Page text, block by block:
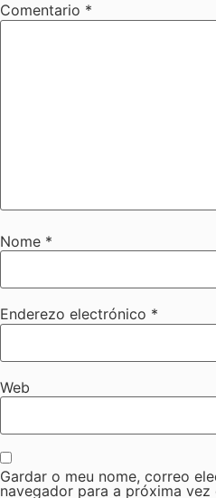
Comentario *
Nome *
Enderezo electrónico *
Web
Gardar o meu nome, correo
navegador para a próxima